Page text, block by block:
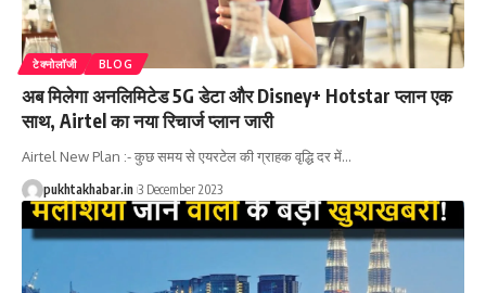
टेक्नोलॉजी BLOG
अब मिलेगा अनलिमिटेड 5G डेटा और Disney+ Hotstar प्लान एक
साथ, Airtel का नया रिचार्ज प्लान जारी
Airtel New Plan :- कुछ समय से एयरटेल की ग्राहक वृद्धि दर में…
pukhtakhabar.in 3 December 2023